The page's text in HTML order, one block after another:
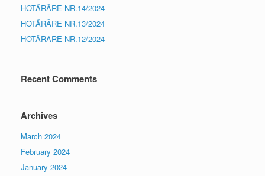
HOTĂRÂRE NR.14/2024
HOTĂRÂRE NR.13/2024
HOTĂRÂRE NR.12/2024
Recent Comments
Archives
March 2024
February 2024
January 2024